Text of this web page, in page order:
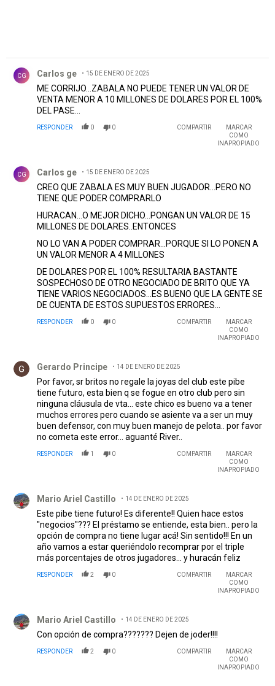
CG Carlos ge 15 DE ENERO DE 2025
ME CORRIJO...ZABALA NO PUEDE TENER UN VALOR DE
VENTA MENOR A 10 MILLONES DE DOLARES POR EL 100%
DEL PASE...
RESPONDER 0 0 COMPARTIR
MARCAR
COMO
INAPROPIADO
CG Carlos ge 15 DE ENERO DE 2025
CREO QUE ZABALA ES MUY BUEN JUGADOR...PERO NO
TIENE QUE PODER COMPRARLO
HURACAN...O MEJOR DICHO...PONGAN UN VALOR DE 15
MILLONES DE DOLARES..ENTONCES
NO LO VAN A PODER COMPRAR...PORQUE SI LO PONEN A
UN VALOR MENOR A 4 MILLONES
DE DOLARES POR EL 100% RESULTARIA BASTANTE
SOSPECHOSO DE OTRO NEGOCIADO DE BRITO QUE YA
TIENE VARIOS NEGOCIADOS...ES BUENO QUE LA GENTE SE
DE CUENTA DE ESTOS SUPUESTOS ERRORES...
RESPONDER 0 0 COMPARTIR
MARCAR
COMO
INAPROPIADO
Gerardo Principe 14 DE ENERO DE 2025
Por favor, sr britos no regale la joyas del club este pibe
tiene futuro, esta bien q se fogue en otro club pero sin
ninguna cláusula de vta... este chico es bueno va a tener
muchos errores pero cuando se asiente va a ser un muy
buen defensor, con muy buen manejo de pelota.. por favor
no cometa este error... aguanté River..
RESPONDER 1 0 COMPARTIR
MARCAR
COMO
INAPROPIADO
Mario Ariel Castillo 14 DE ENERO DE 2025
Este pibe tiene futuro! Es diferente!! Quien hace estos
"negocios"??? El préstamo se entiende, esta bien.. pero la
opción de compra no tiene lugar acá! Sin sentido!!! En un
año vamos a estar queriéndolo recomprar por el triple
más porcentajes de otros jugadores... y huracán feliz
RESPONDER 2 0 COMPARTIR
MARCAR
COMO
INAPROPIADO
Mario Ariel Castillo 14 DE ENERO DE 2025
Con opción de compra??????? Dejen de joder!!!!
RESPONDER 2 0 COMPARTIR
MARCAR
COMO
INAPROPIADO